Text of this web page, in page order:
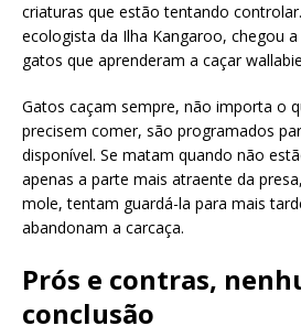
criaturas que estão tentando
ecologista da Ilha Kangaroo, chegou
gatos que aprenderam a caçar
Gatos caçam sempre, não importa o
precisem comer, são programados
disponível. Se matam quando não
apenas a parte mais atraente da
mole, tentam guardá-la para mais
abandonam a carcaça.
Prós e contras,
conclusão